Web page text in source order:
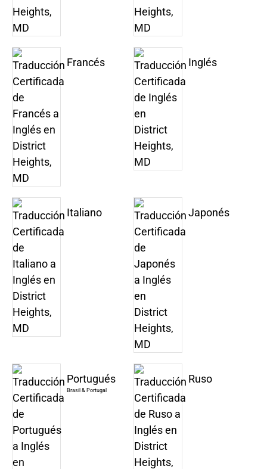
Francés Inglés
Italiano Japonés
Portugués
Brasil & Portugal
Ruso